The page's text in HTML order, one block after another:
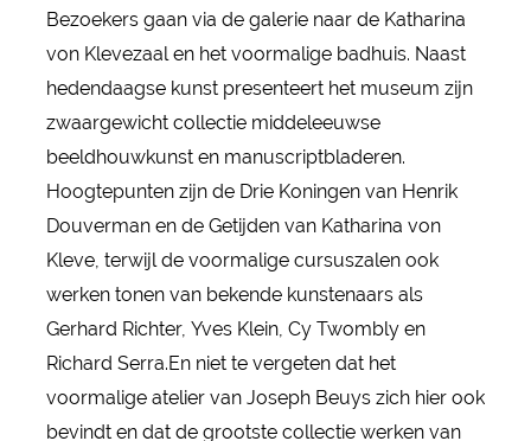
Bezoekers gaan via de galerie naar de Katharina
von Klevezaal en het voormalige badhuis. Naast
hedendaagse kunst presenteert het museum zijn
zwaargewicht collectie middeleeuwse
beeldhouwkunst en manuscriptbladeren.
Hoogtepunten zijn de Drie Koningen van Henrik
Douverman en de Getijden van Katharina von
Kleve, terwijl de voormalige cursuszalen ook
werken tonen van bekende kunstenaars als
Gerhard Richter, Yves Klein, Cy Twombly en
Richard Serra.En niet te vergeten dat het
voormalige atelier van Joseph Beuys zich hier ook
bevindt en dat de grootste collectie werken van